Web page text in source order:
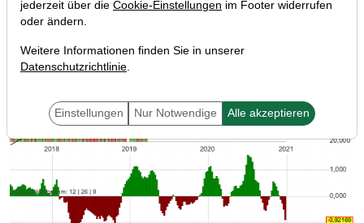
jederzeit über die Cookie-Einstellungen im Footer widerrufen
oder ändern.
Weitere Informationen finden Sie in unserer
Datenschutzrichtlinie.
Einstellungen Nur Notwendige Alle akzeptieren